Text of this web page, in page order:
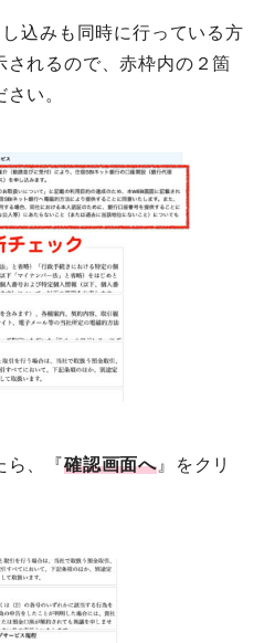
込みも同時に行っている方
されるので、赤枠内の２箇
い。
ら、『確認画面へ』をクリ